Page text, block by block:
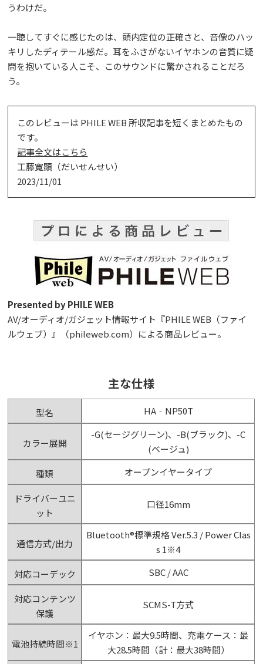
うわけだ。
一聴してすぐに感じたのは、頭内定位の正確さと、音像のハッ
キリしたディテール感だ。耳をふさがないイヤホンの音質に疑
問を抱いている人こそ、このサウンドに驚かされることだろ
う。
このレビューは PHILE WEB 所収記事を短くまとめたもの
です。
記事全文はこちら
工藤寛顕（だいせんせい）
2023/11/01
Presented by PHILE WEB
AV/オーディオ/ガジェット情報サイト『PHILE WEB（ファイ
ルウェブ）』（phileweb.com）による商品レビュー。
主な仕様
型名 HA‐NP50T
カラー展開
-G(セージグリーン)、-B(ブラック)、-C
(ベージュ)
種類
オープンイヤータイプ
ドライバーユニ
ット
口径16mm
通信方式/出力
Bluetooth®標準規格 Ver.5.3 / Power Clas
s 1※4
対応コーデック
SBC / AAC
対応コンテンツ
保護
SCMS-T方式
電池持続時間※1
イヤホン：最大9.5時間、充電ケース：最
大28.5時間（計：最大38時間）